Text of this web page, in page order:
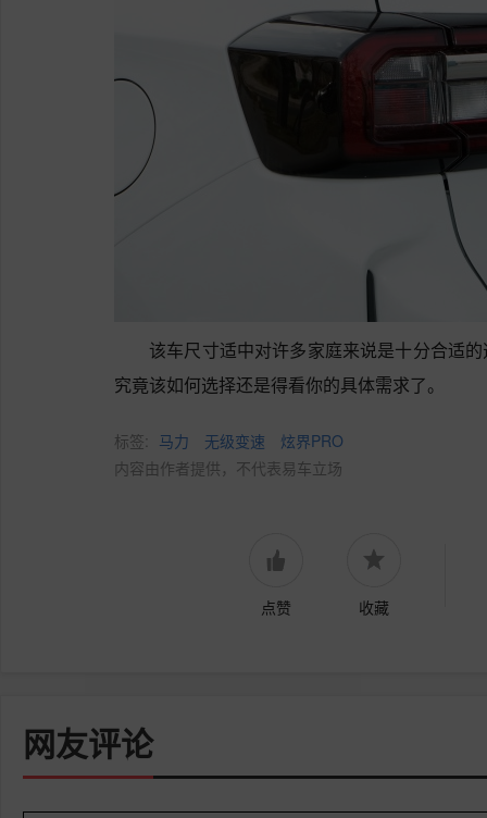
该车尺寸适中对许多家庭来说是十分合适
究竟该如何选择还是得看你的具体需求了。
标签: 马力 无级变速
炫界PRO
内容由作者提供，不代表易车立场
点赞 收藏
网友评论